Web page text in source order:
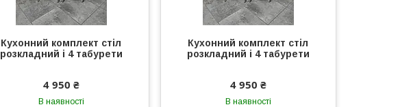
Кухонний комплект стіл
розкладний і 4 табурети
4 950 ₴
В наявності
Кухонний комплект стіл
розкладний і 4 табурети
4 950 ₴
В наявності